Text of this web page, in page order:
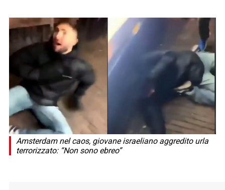
Amsterdam nel caos, giovane israeliano aggredito urla
terrorizzato: “Non sono ebreo”